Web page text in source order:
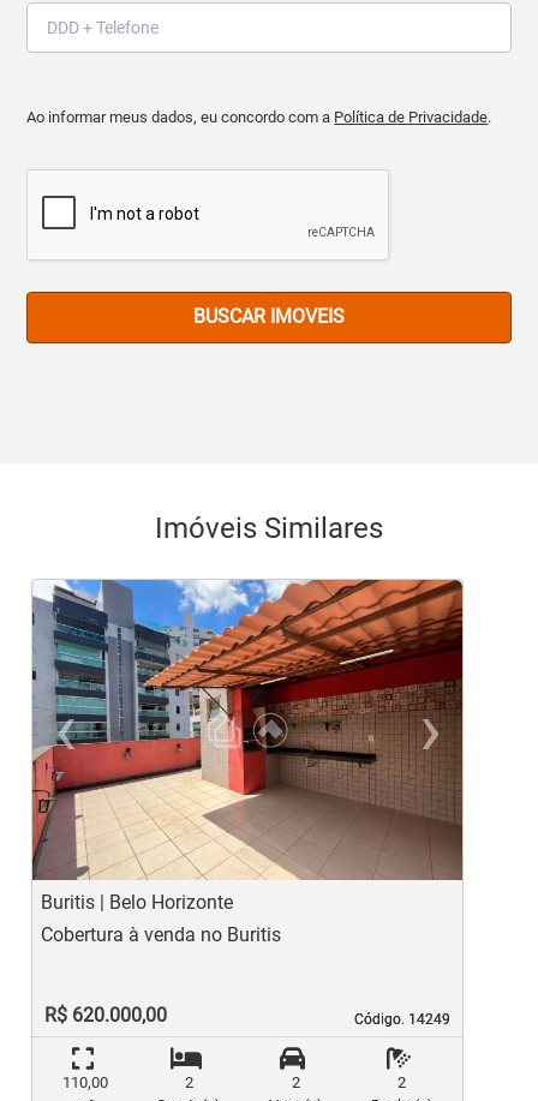
Ao informar meus dados, eu concordo com a Política de Privacidade.
BUSCAR IMOVEIS
Imóveis Similares
‹
Previous
›
Buritis | Belo Horizonte
Código. 14249
Código. 14249
Cobertura à venda no Buritis
R$ 620.000,00
110,00
2
2
2